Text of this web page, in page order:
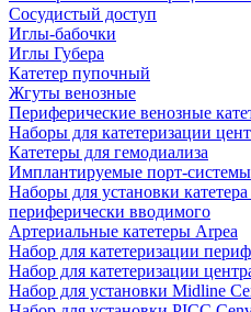
Сосудистый доступ
Иглы-бабочки
Иглы Губера
Катетер пупочный
Жгуты венозные
Периферические венозные
Наборы для катетеризации
Катетеры для гемодиализа
Имплантируемые порт‑системы
Наборы для установки
периферически вводимого
Артериальные катетеры Arpea
Набор для катетеризации
Набор для катетеризации
Набор для установки Midline